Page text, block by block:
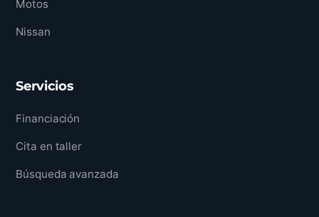
Motos
Nissan
Servicios
Financiación
Cita en taller
Búsqueda avanzada